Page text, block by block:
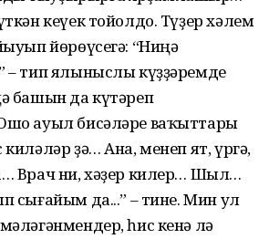
кеүек тойолдо. Түҙер хәлем
йөрөүсегә: “Ниңә
– тип ялыныслы күҙҙәремде
башын да күтәреп
ауыл бисәләре ваҡыттары
ҙә… Ана, менеп ят, үргә,
Врач ни, хәҙер килер… Шыл…
сығайым да...” – тине. Мин ул
һис кенә лә